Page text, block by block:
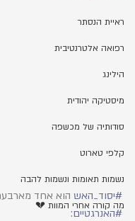
ראיית הנסתר
רפואה אלטרנטיבית
הילינג
מיסטיקה יהודית
סודותיה של מכשפה
קלפי טארוט
נשמות תאומות ונשמות להבה
מה קורה אחרי המוות 💔
#יסוד_האש הוא אחד
#האנרגטיים: